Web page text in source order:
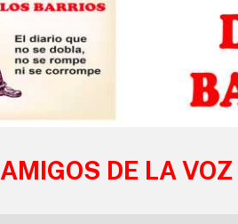
AMIGOS DE LA